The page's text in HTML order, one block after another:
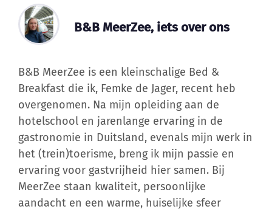
B&B MeerZee, iets over ons
B&B MeerZee is een kleinschalige Bed &
Breakfast die ik, Femke de Jager, recent heb
overgenomen. Na mijn opleiding aan de
hotelschool en jarenlange ervaring in de
gastronomie in Duitsland, evenals mijn werk in
het (trein)toerisme, breng ik mijn passie en
ervaring voor gastvrijheid hier samen. Bij
MeerZee staan kwaliteit, persoonlijke
aandacht en een warme, huiselijke sfeer